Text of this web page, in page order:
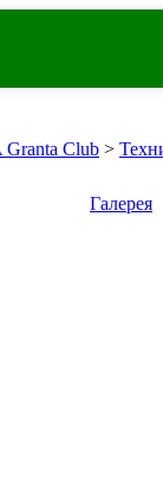
Club >
Галерея